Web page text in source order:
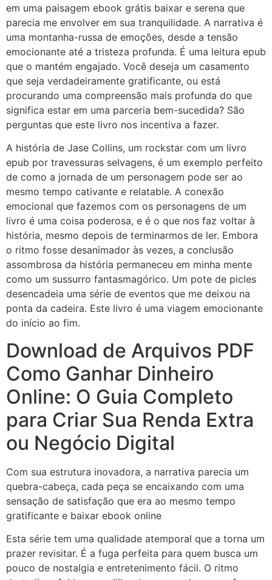
em uma paisagem ebook grátis baixar e serena que
parecia me envolver em sua tranquilidade. A narrativa é
uma montanha-russa de emoções, desde a tensão
emocionante até a tristeza profunda. É uma leitura epub
que o mantém engajado. Você deseja um casamento
que seja verdadeiramente gratificante, ou está
procurando uma compreensão mais profunda do que
significa estar em uma parceria bem-sucedida? São
perguntas que este livro nos incentiva a fazer.
A história de Jase Collins, um rockstar com um livro
epub por travessuras selvagens, é um exemplo perfeito
de como a jornada de um personagem pode ser ao
mesmo tempo cativante e relatable. A conexão
emocional que fazemos com os personagens de um
livro é uma coisa poderosa, e é o que nos faz voltar à
história, mesmo depois de terminarmos de ler. Embora
o ritmo fosse desanimador às vezes, a conclusão
assombrosa da história permaneceu em minha mente
como um sussurro fantasmagórico. Um pote de picles
desencadeia uma série de eventos que me deixou na
ponta da cadeira. Este livro é uma viagem emocionante
do início ao fim.
Download de Arquivos PDF
Como Ganhar Dinheiro
Online: O Guia Completo
para Criar Sua Renda Extra
ou Negócio Digital
Com sua estrutura inovadora, a narrativa parecia um
quebra-cabeça, cada peça se encaixando com uma
sensação de satisfação que era ao mesmo tempo
gratificante e baixar ebook online
Esta série tem uma qualidade atemporal que a torna um
prazer revisitar. É a fuga perfeita para quem busca um
pouco de nostalgia e entretenimento fácil. O ritmo